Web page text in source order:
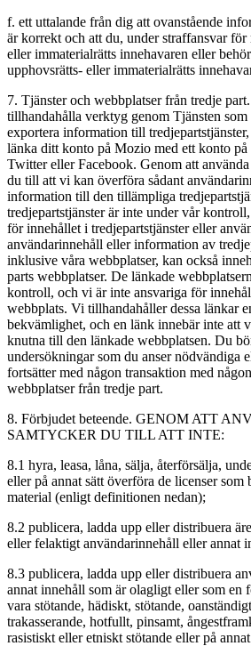
f. ett uttalande från dig att ovanstående
är korrekt och att du, under straffansvar för
eller immaterialrätts innehavaren eller
upphovsrätts- eller immaterialrätts
7. Tjänster och webbplatser från tredje
tillhandahålla verktyg genom Tjänsten
exportera information till
länka ditt konto på Mozio med ett konto på
Twitter eller Facebook. Genom att
du till att vi kan överföra sådant
information till den tillämpliga
tredjepartstjänster är inte under vår
för innehållet i tredjepartstjänster eller
användarinnehåll eller information av
inklusive våra webbplatser, kan också
parts webbplatser. De länkade
kontroll, och vi är inte ansvariga för
webbplats. Vi tillhandahåller dessa länkar
bekvämlighet, och en länk innebär inte att
knutna till den länkade webbplatsen. Du
undersökningar som du anser nödvändiga
fortsätter med någon transaktion med
webbplatser från tredje part.
8. Förbjudet beteende. GENOM ATT
SAMTYCKER DU TILL ATT INTE:
8.1 hyra, leasa, låna, sälja, återförsälja,
eller på annat sätt överföra de licenser
material (enligt definitionen nedan);
8.2 publicera, ladda upp eller distribuera
eller felaktigt användarinnehåll eller annat
8.3 publicera, ladda upp eller distribuera
annat innehåll som är olagligt eller som en
vara stötande, hädiskt, stötande,
trakasserande, hotfullt, pinsamt,
rasistiskt eller etniskt stötande eller på